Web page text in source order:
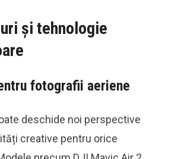
și tehnologie
fotografii aeriene
deschide noi perspective
creative pentru orice